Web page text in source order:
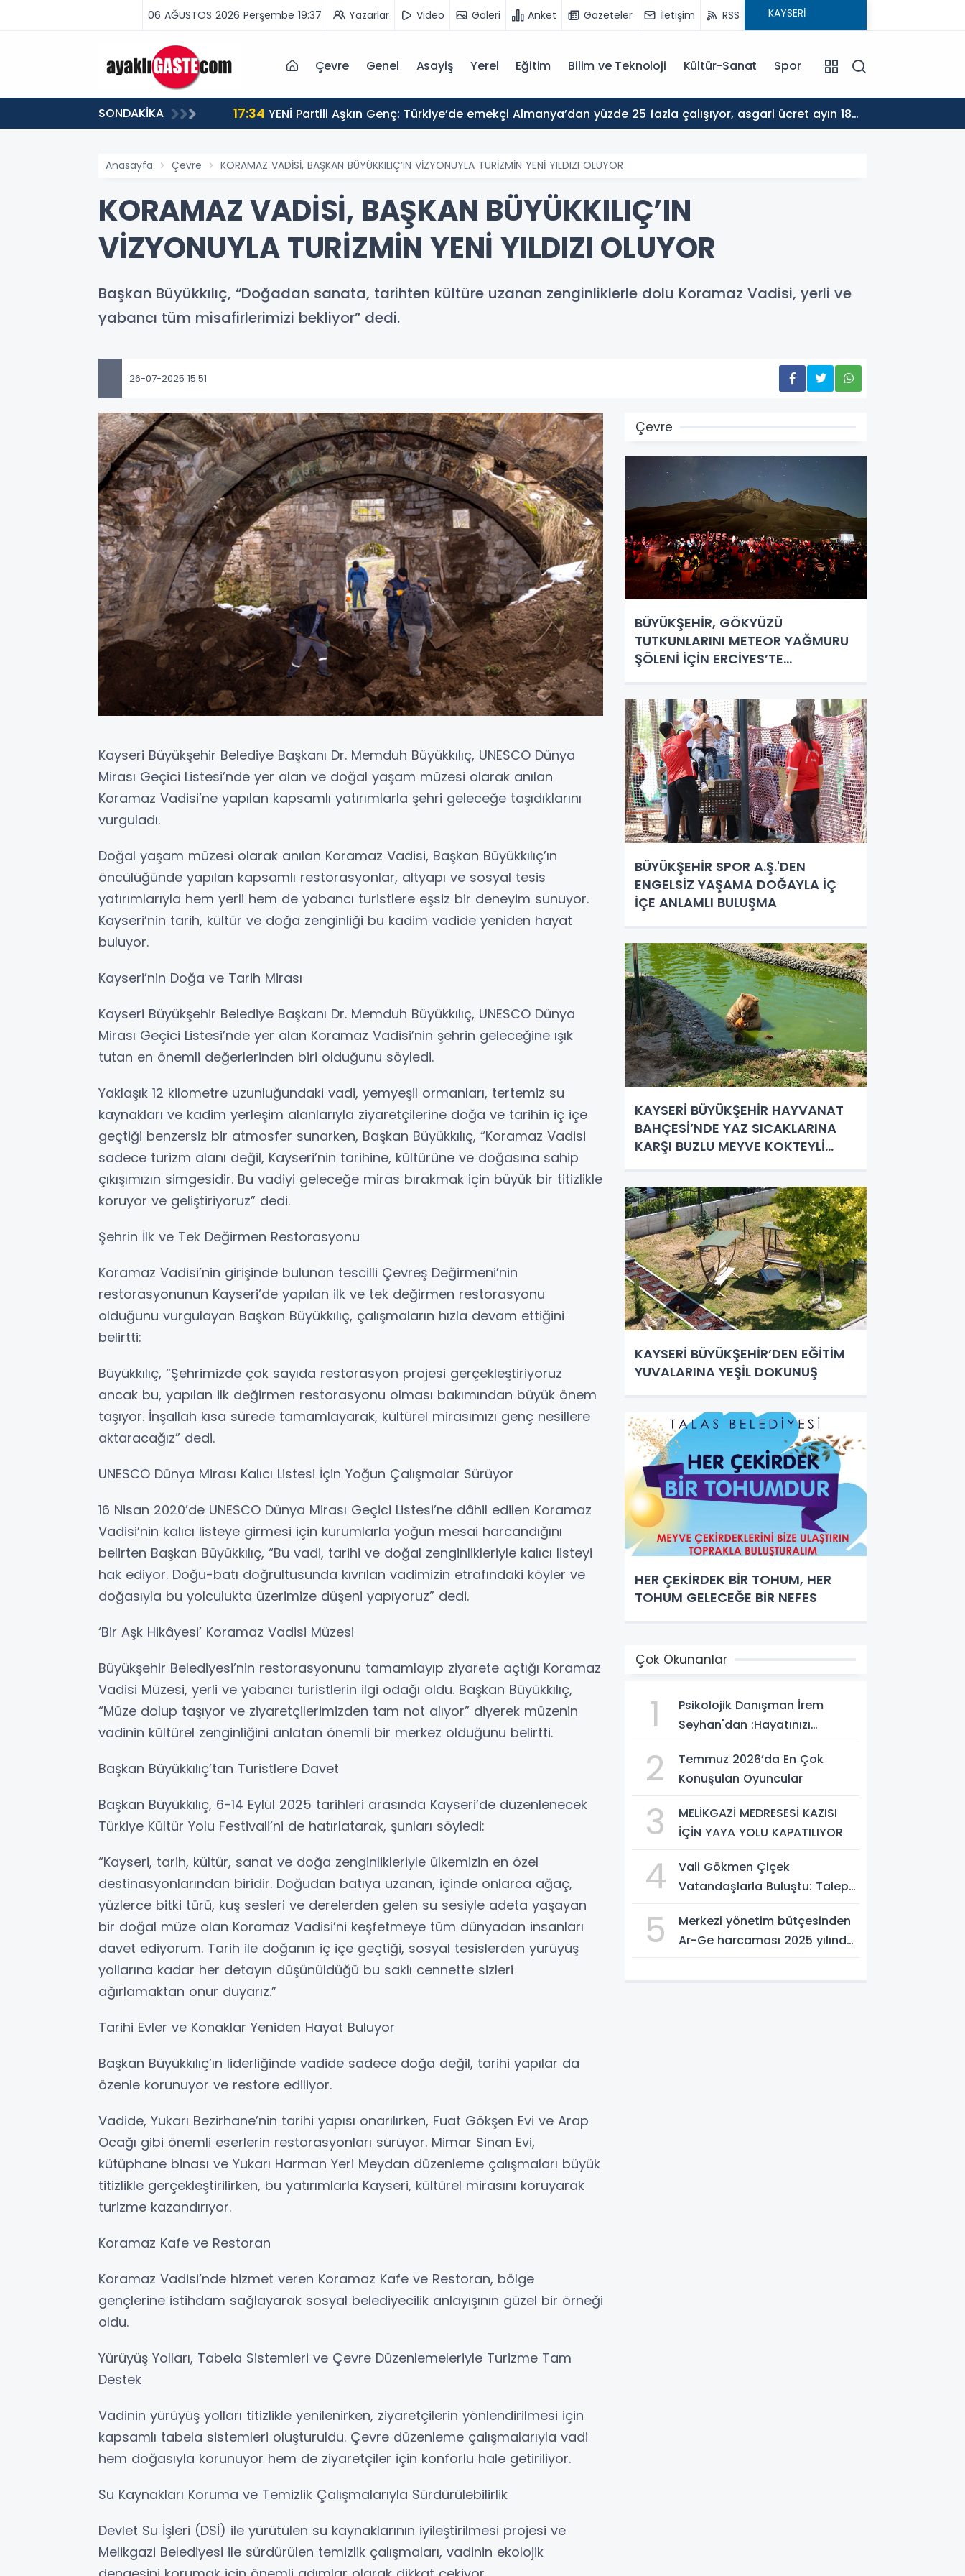
06 AĞUSTOS 2026 Perşembe 19:37 Yazarlar Video Galeri Anket Gazeteler İletişim RSS
Çevre Genel Asayiş Yerel Eğitim Bilim ve Teknoloji Kültür-Sanat Spor
SONDAKİKA 17:34 YENİ Partili Aşkın Genç: Türkiye’de emekçi Almanya’dan yüzde 25 fazla çalışıyor, asgari ücret ayın 18
gününe yetiyor
Anasayfa Çevre KORAMAZ VADİSİ, BAŞKAN BÜYÜKKILIÇ’IN VİZYONUYLA TURİZMİN YENİ YILDIZI OLUYOR
KORAMAZ VADİSİ, BAŞKAN BÜYÜKKILIÇ’IN
VİZYONUYLA TURİZMİN YENİ YILDIZI OLUYOR
Başkan Büyükkılıç, “Doğadan sanata, tarihten kültüre uzanan zenginliklerle dolu Koramaz Vadisi, yerli ve
yabancı tüm misafirlerimizi bekliyor” dedi.
26-07-2025 15:51
Kayseri Büyükşehir Belediye Başkanı Dr. Memduh Büyükkılıç, UNESCO Dünya
Mirası Geçici Listesi’nde yer alan ve doğal yaşam müzesi olarak anılan
Koramaz Vadisi’ne yapılan kapsamlı yatırımlarla şehri geleceğe taşıdıklarını
vurguladı.
Doğal yaşam müzesi olarak anılan Koramaz Vadisi, Başkan Büyükkılıç’ın
öncülüğünde yapılan kapsamlı restorasyonlar, altyapı ve sosyal tesis
yatırımlarıyla hem yerli hem de yabancı turistlere eşsiz bir deneyim sunuyor.
Kayseri’nin tarih, kültür ve doğa zenginliği bu kadim vadide yeniden hayat
buluyor.
Kayseri’nin Doğa ve Tarih Mirası
Kayseri Büyükşehir Belediye Başkanı Dr. Memduh Büyükkılıç, UNESCO Dünya
Mirası Geçici Listesi’nde yer alan Koramaz Vadisi’nin şehrin geleceğine ışık
tutan en önemli değerlerinden biri olduğunu söyledi.
Yaklaşık 12 kilometre uzunluğundaki vadi, yemyeşil ormanları, tertemiz su
kaynakları ve kadim yerleşim alanlarıyla ziyaretçilerine doğa ve tarihin iç içe
geçtiği benzersiz bir atmosfer sunarken, Başkan Büyükkılıç, “Koramaz Vadisi
sadece turizm alanı değil, Kayseri’nin tarihine, kültürüne ve doğasına sahip
çıkışımızın simgesidir. Bu vadiyi geleceğe miras bırakmak için büyük bir titizlikle
koruyor ve geliştiriyoruz” dedi.
Şehrin İlk ve Tek Değirmen Restorasyonu
Koramaz Vadisi’nin girişinde bulunan tescilli Çevreş Değirmeni’nin
restorasyonunun Kayseri’de yapılan ilk ve tek değirmen restorasyonu
olduğunu vurgulayan Başkan Büyükkılıç, çalışmaların hızla devam ettiğini
belirtti:
Büyükkılıç, “Şehrimizde çok sayıda restorasyon projesi gerçekleştiriyoruz
ancak bu, yapılan ilk değirmen restorasyonu olması bakımından büyük önem
taşıyor. İnşallah kısa sürede tamamlayarak, kültürel mirasımızı genç nesillere
aktaracağız” dedi.
UNESCO Dünya Mirası Kalıcı Listesi İçin Yoğun Çalışmalar Sürüyor
16 Nisan 2020’de UNESCO Dünya Mirası Geçici Listesi’ne dâhil edilen Koramaz
Vadisi’nin kalıcı listeye girmesi için kurumlarla yoğun mesai harcandığını
belirten Başkan Büyükkılıç, “Bu vadi, tarihi ve doğal zenginlikleriyle kalıcı listeyi
hak ediyor. Doğu-batı doğrultusunda kıvrılan vadimizin etrafındaki köyler ve
doğasıyla bu yolculukta üzerimize düşeni yapıyoruz” dedi.
‘Bir Aşk Hikâyesi’ Koramaz Vadisi Müzesi
Büyükşehir Belediyesi’nin restorasyonunu tamamlayıp ziyarete açtığı Koramaz
Vadisi Müzesi, yerli ve yabancı turistlerin ilgi odağı oldu. Başkan Büyükkılıç,
“Müze dolup taşıyor ve ziyaretçilerimizden tam not alıyor” diyerek müzenin
vadinin kültürel zenginliğini anlatan önemli bir merkez olduğunu belirtti.
Başkan Büyükkılıç’tan Turistlere Davet
Başkan Büyükkılıç, 6-14 Eylül 2025 tarihleri arasında Kayseri’de düzenlenecek
Türkiye Kültür Yolu Festivali’ni de hatırlatarak, şunları söyledi:
“Kayseri, tarih, kültür, sanat ve doğa zenginlikleriyle ülkemizin en özel
destinasyonlarından biridir. Doğudan batıya uzanan, içinde onlarca ağaç,
yüzlerce bitki türü, kuş sesleri ve derelerden gelen su sesiyle adeta yaşayan
bir doğal müze olan Koramaz Vadisi’ni keşfetmeye tüm dünyadan insanları
davet ediyorum. Tarih ile doğanın iç içe geçtiği, sosyal tesislerden yürüyüş
yollarına kadar her detayın düşünüldüğü bu saklı cennette sizleri
ağırlamaktan onur duyarız.”
Tarihi Evler ve Konaklar Yeniden Hayat Buluyor
Başkan Büyükkılıç’ın liderliğinde vadide sadece doğa değil, tarihi yapılar da
özenle korunuyor ve restore ediliyor.
Vadide, Yukarı Bezirhane’nin tarihi yapısı onarılırken, Fuat Gökşen Evi ve Arap
Ocağı gibi önemli eserlerin restorasyonları sürüyor. Mimar Sinan Evi,
kütüphane binası ve Yukarı Harman Yeri Meydan düzenleme çalışmaları büyük
titizlikle gerçekleştirilirken, bu yatırımlarla Kayseri, kültürel mirasını koruyarak
turizme kazandırıyor.
Koramaz Kafe ve Restoran
Koramaz Vadisi’nde hizmet veren Koramaz Kafe ve Restoran, bölge
gençlerine istihdam sağlayarak sosyal belediyecilik anlayışının güzel bir örneği
oldu.
Yürüyüş Yolları, Tabela Sistemleri ve Çevre Düzenlemeleriyle Turizme Tam
Destek
Vadinin yürüyüş yolları titizlikle yenilenirken, ziyaretçilerin yönlendirilmesi için
kapsamlı tabela sistemleri oluşturuldu. Çevre düzenleme çalışmalarıyla vadi
hem doğasıyla korunuyor hem de ziyaretçiler için konforlu hale getiriliyor.
Su Kaynakları Koruma ve Temizlik Çalışmalarıyla Sürdürülebilirlik
Devlet Su İşleri (DSİ) ile yürütülen su kaynaklarının iyileştirilmesi projesi ve
Melikgazi Belediyesi ile sürdürülen temizlik çalışmaları, vadinin ekolojik
Çevre
BÜYÜKŞEHİR, GÖKYÜZÜ
TUTKUNLARINI METEOR YAĞMURU
ŞÖLENİ İÇİN ERCİYES’TE
BÜYÜKŞEHİR SPOR A.Ş.'DEN
ENGELSİZ YAŞAMA DOĞAYLA İÇ
İÇE ANLAMLI BULUŞMA
KAYSERİ BÜYÜKŞEHİR HAYVANAT
BAHÇESİ’NDE YAZ SICAKLARINA
KARŞI BUZLU MEYVE KOKTEYLİ
KAYSERİ BÜYÜKŞEHİR’DEN EĞİTİM
YUVALARINA YEŞİL DOKUNUŞ
HER ÇEKİRDEK BİR TOHUM, HER
TOHUM GELECEĞE BİR NEFES
Çok Okunanlar
1
Psikolojik Danışman İrem
Seyhan'dan :Hayatınızı
Potansiyelinizi Keşfetmek İçin
İlk Adımı Atın!
2
Temmuz 2026’da En Çok
Konuşulan Oyuncular
3
MELİKGAZİ MEDRESESİ KAZISI
İÇİN YAYA YOLU KAPATILIYOR
4
Vali Gökmen Çiçek
Vatandaşlarla Buluştu: Talep
5
Merkezi yönetim bütçesinden
Ar-Ge harcaması 2025 yılında